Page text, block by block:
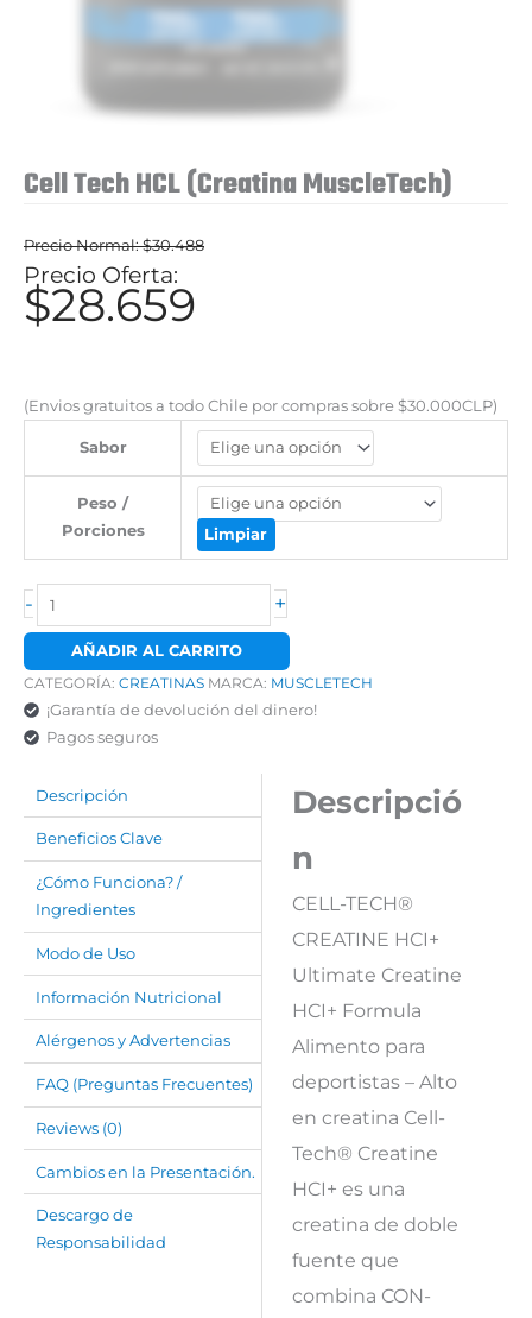
Cell Tech HCL (Creatina MuscleTech)
$30.488
El
precio
era:
$30.488.
$28.659
es:
$28.659.
(Envios gratuitos a todo Chile por compras sobre $30.000CLP)
Sabor
Peso /
Porciones
Limpiar
- +
AÑADIR AL CARRITO
CATEGORÍA: CREATINAS MARCA: MUSCLETECH
¡Garantía de devolución del dinero!
Pagos seguros
Descripción
Beneficios Clave
¿Cómo Funciona? /
Ingredientes
Modo de Uso
Información Nutricional
Alérgenos y Advertencias
FAQ (Preguntas Frecuentes)
Reviews (0)
Cambios en la Presentación.
Descargo de
Responsabilidad
Descripció
n
CELL-TECH®
CREATINE HCI+
Ultimate Creatine
HCI+ Formula
Alimento para
deportistas – Alto
en creatina Cell-
Tech® Creatine
HCI+ es una
creatina de doble
fuente que
combina CON-